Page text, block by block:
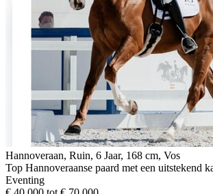
Hannoveraan, Ruin, 6 Jaar, 168 cm, Vos
Top Hannoveraanse paard met een uitstekend
Eventing